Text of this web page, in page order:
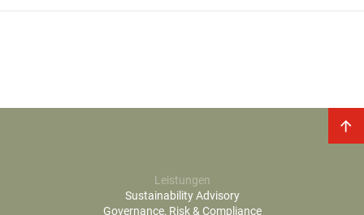
Leistungen
Sustainability Advisory
Governance, Risk & Compliance